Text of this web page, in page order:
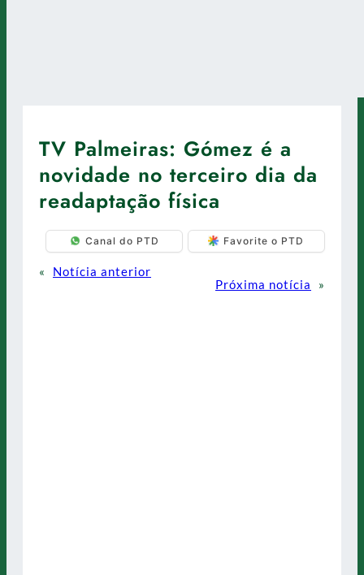
TV Palmeiras: Gómez é a
novidade no terceiro dia da
readaptação física
Canal do PTD Favorite o PTD
«
Notícia anterior
Próxima notícia
»